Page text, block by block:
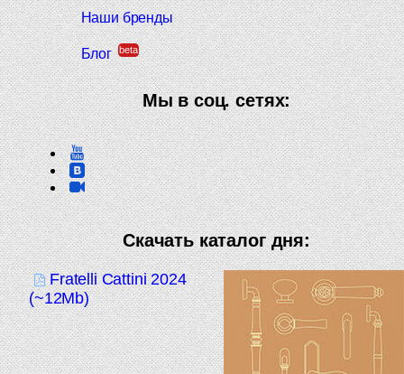
Наши бренды
Блог beta
Мы в соц. сетях:
Скачать каталог дня:
Fratelli Cattini 2024
(~12Mb)